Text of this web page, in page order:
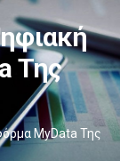
Της
MyData Της